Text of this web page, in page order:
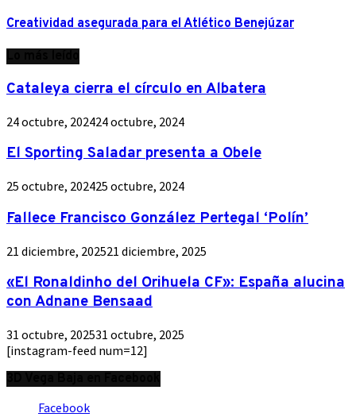
Creatividad asegurada para el Atlético Benejúzar
Cataleya cierra el círculo en Albatera
24 octubre, 202424 octubre, 2024
El Sporting Saladar presenta a Obele
25 octubre, 202425 octubre, 2024
Fallece Francisco González Pertegal ‘Polín’
21 diciembre, 202521 diciembre, 2025
«El Ronaldinho del Orihuela CF»: España alucina
con Adnane Bensaad
31 octubre, 202531 octubre, 2025
[instagram-feed num=12]
Facebook